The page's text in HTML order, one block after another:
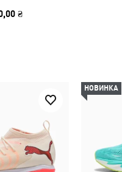
₴
НОВИНКА